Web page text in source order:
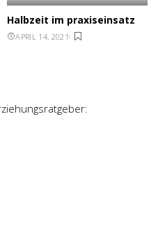
Halbzeit im praxiseinsatz
APRIL 14, 2021